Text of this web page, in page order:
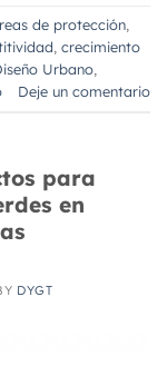
de protección
crecimiento
Urbano
Deje un comentario
para
en
DYGT